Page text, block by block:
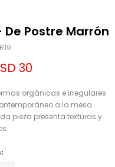
Postre Marrón
30
orgánicas e irregulares
a la mesa.
pieza presenta texturas y